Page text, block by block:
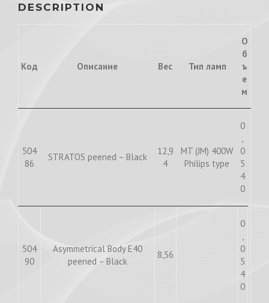
DESCRIPTION
Код Описание Вес Тип ламп
О
б
ъ
е
м
504
86
STRATOS peened – Black
12,9
4
MT (JM) 400W
Philips type
0
,
0
5
4
0
504
90
Asymmetrical Body E40
peened – Black
8,56
0
,
0
5
4
0